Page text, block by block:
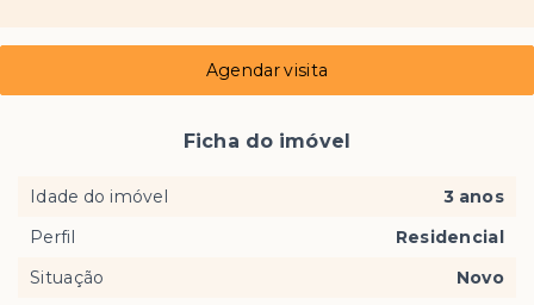
Agendar visita
Ficha do imóvel
Idade do imóvel
3 anos
Perfil
Residencial
Situação
Novo